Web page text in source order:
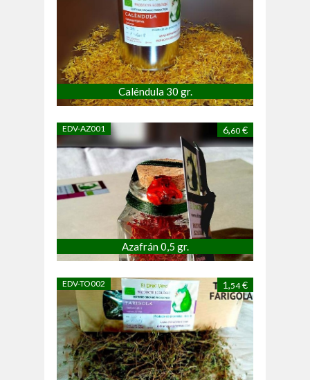
Caléndula 30 gr.
EDV-AZ001 6,60 €
Azafrán 0,5 gr.
EDV-TO002 1,54€